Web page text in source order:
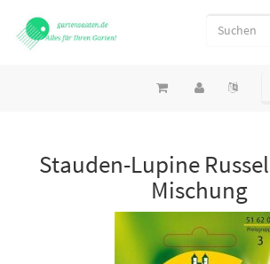
Stauden-Lupine
Mischung